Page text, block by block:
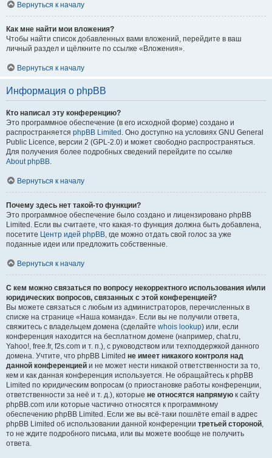
Вернуться к началу
Как мне найти мои вложения?
Чтобы найти список добавленных вами вложений, перейдите в ваш
личный раздел и щёлкните по ссылке «Вложения».
Вернуться к началу
Информация о phpBB
Кто написал эту конференцию?
Это программное обеспечение (в его исходной форме) создано и
распространяется phpBB Limited . Оно доступно на условиях GNU General
Public Licence, версии 2 (GPL-2.0) и может свободно распространяться.
Для получения более подробных сведений перейдите по ссылке
About phpBB.
Вернуться к началу
Почему здесь нет такой-то функции?
Это программное обеспечение было создано и лицензировано phpBB
Limited. Если вы считаете, что какая-то функция должна быть добавлена,
посетите Центр идей phpBB, где можно отдать свой голос за уже
поданные идеи или предложить собственные.
Вернуться к началу
С кем можно связаться по вопросу некорректного использования и/или
юридических вопросов, связанных с этой конференцией?
Вы можете связаться с любым из администраторов, перечисленных в
списке на странице «Наша команда». Если вы не получили ответа,
свяжитесь с владельцем домена (сделайте whois lookup) или, если
конференция находится на бесплатном домене (например, chat.ru,
Yahoo!, free.fr, f2s.com и т. п.), с руководством или техподдержкой данного
домена. Учтите, что phpBB Limited не имеет никакого контроля над
данной конференцией и не может нести никакой ответственности за то,
кем и как данная конференция используется. Не обращайтесь к phpBB
Limited по юридическим вопросам (о приостановке работы конференции,
ответственности за неё и т. д.), которые не относятся напрямую к сайту
phpBB.com или которые частично относятся к программному
обеспечению phpBB Limited. Если же вы всё-таки пошлёте email в адрес
phpBB Limited об использовании данной конференции третьей стороной,
то не ждите подробного письма, или вы можете вообще не получить
ответа.